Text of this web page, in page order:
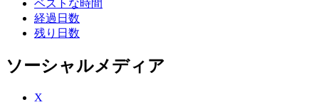
ベストな時間
経過日数
残り日数
ソーシャルメディア
X